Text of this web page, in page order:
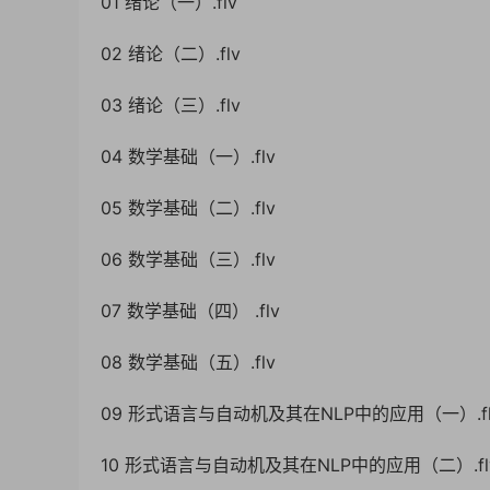
02 绪论（二）.flv
03 绪论（三）.flv
04 数学基础（一）.flv
05 数学基础（二）.flv
06 数学基础（三）.flv
07 数学基础（四） .flv
08 数学基础（五）.flv
09 形式语言与自动机及其在NLP中的应用（一）
10 形式语言与自动机及其在NLP中的应用（二）